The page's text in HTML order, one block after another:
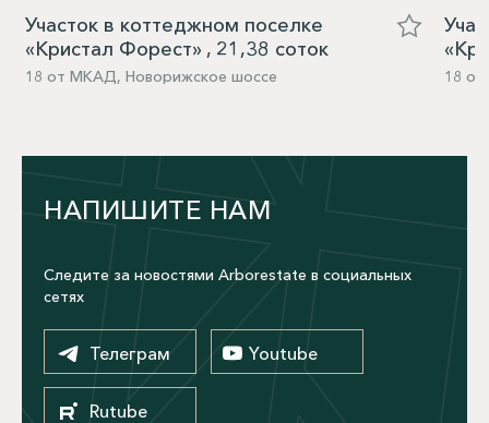
Участок в коттеджном поселке
«Кристал Форест» , 21,38 соток
18 от МКАД, Новорижское шоссе 18
НАПИШИТЕ НАМ
Следите за новостями Arborestate в социальных
сетях
Телеграм Youtube
Rutube